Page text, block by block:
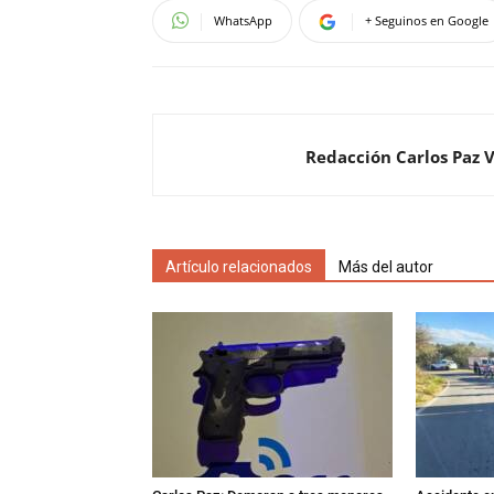
WhatsApp + Seguinos en Google
Redacción Carlos Paz
Artículo relacionados Más del autor